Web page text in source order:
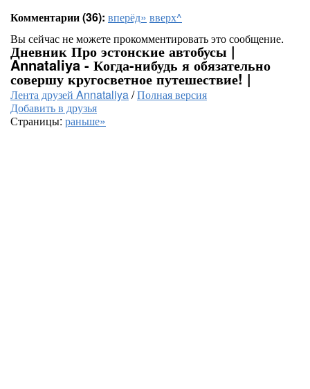
Комментарии (36): вперёд» вверх^
Вы сейчас не можете прокомментировать это сообщение.
Дневник Про эстонские автобусы |
Annataliya - Когда-нибудь я обязательно
совершу кругосветное путешествие! |
Лента друзей Annataliya/Полная версия
Добавить в друзья
Страницы: раньше»